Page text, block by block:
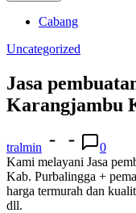
Cabang
Uncategorized
Jasa
Karangjambu
tralmin
0
Kami melayani Jasa
Kab. Purbalingga +
harga termurah dan
dll.